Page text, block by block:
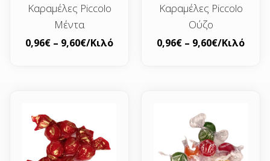
Καραμέλες Piccolo
Μέντα
0,96€ – 9,60€/Κιλό
Καραμέλες Piccolo
Ούζο
0,96€ – 9,60€/Κιλό